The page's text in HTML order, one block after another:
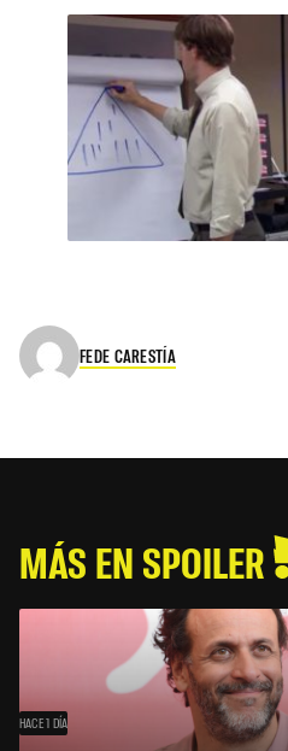
FEDE CARESTÍA
MÁS EN SPOILER
HACE 1 DÍA